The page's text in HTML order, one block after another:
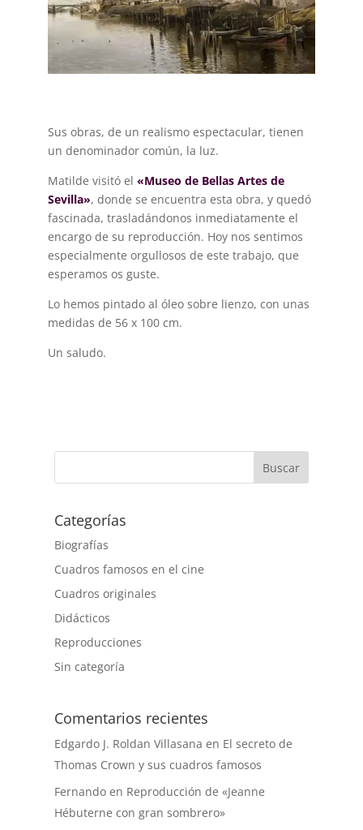
Sus obras, de un realismo espectacular, tienen
un denominador común, la luz.
Matilde visitó el «Museo de Bellas Artes de
Sevilla», donde se encuentra esta obra, y quedó
fascinada, trasladándonos inmediatamente el
encargo de su reproducción. Hoy nos sentimos
especialmente orgullosos de este trabajo, que
esperamos os guste.
Lo hemos pintado al óleo sobre lienzo, con unas
medidas de 56 x 100 cm.
Un saludo.
Buscar
Categorías
Biografías
Cuadros famosos en el cine
Cuadros originales
Didácticos
Reproducciones
Sin categoría
Comentarios recientes
Edgardo J. Roldan Villasana en El secreto de
Thomas Crown y sus cuadros famosos
Fernando en Reproducción de «Jeanne
Hébuterne con gran sombrero»